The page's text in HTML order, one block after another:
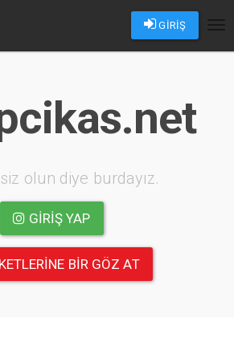
GİRİŞ
olun diye burdayız.
GIRIŞ YAP
BIR GÖZ AT